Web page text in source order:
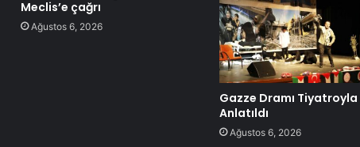
Meclis’e çağrı
Ağustos 6, 2026
Gazze Dramı Tiyatroyla
Anlatıldı
Ağustos 6, 2026